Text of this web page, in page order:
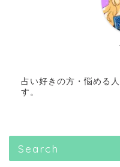
占い好きの方・悩める
す。
Search